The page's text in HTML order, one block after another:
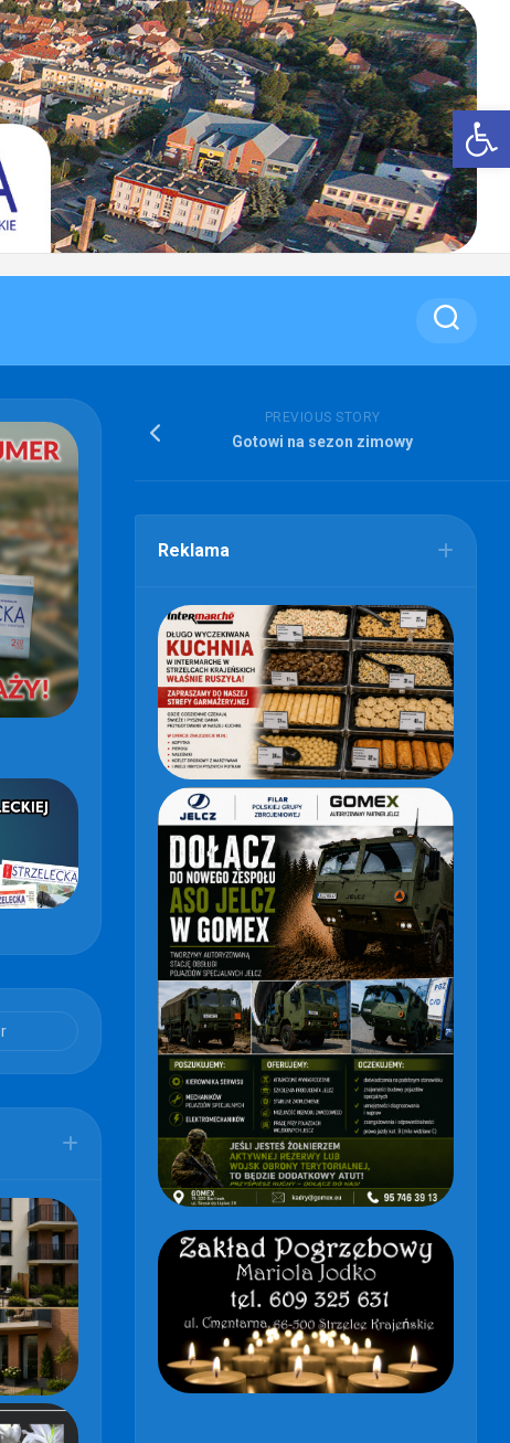
PREVIOUS STORY
Gotowi na sezon zimowy
Reklama